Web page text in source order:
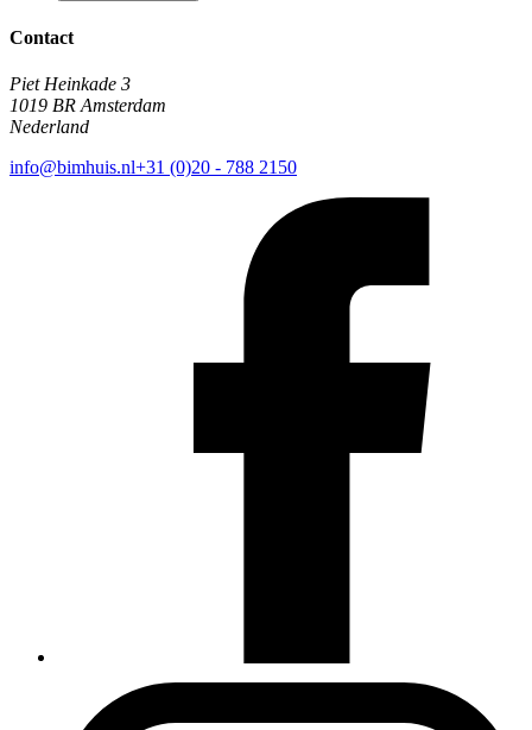
Contact
Piet Heinkade 3
1019 BR Amsterdam
Nederland
info@bimhuis.nl+31 (0)20 - 788 2150